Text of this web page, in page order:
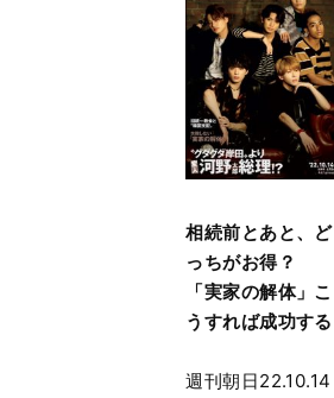
相続前とあと、ど
っちがお得？
「実家の解体」こ
うすれば成功する
週刊朝日22.10.14